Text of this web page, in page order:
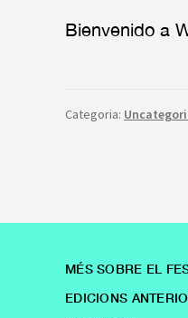
Bienvenido a
Categoria:
MÉS SOBRE EL
EDICIONS